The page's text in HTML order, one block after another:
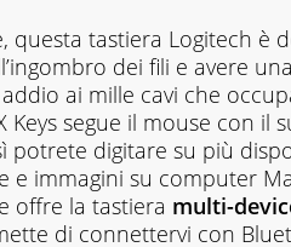
questa tastiera Logitech è
dei fili e avere
ai mille cavi che
Keys segue il mouse con il
potrete digitare su più
e immagini su ‎computer
offre la tastiera multi-
di connettervi con